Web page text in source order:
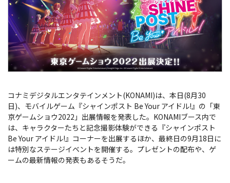
コナミデジタルエンタテインメント(KONAMI)は、本日(8月30
日)、モバイルゲーム『シャインポスト Be Your アイドル!』の「東
京ゲームショウ2022」出展情報を発表した。KONAMIブース内で
は、キャラクターたちと記念撮影体験ができる『シャインポスト
Be Your アイドル!』コーナーを出展するほか、最終日の9月18日に
は特別なステージイベントを開催する。プレゼントの配布や、ゲ
ームの最新情報の発表もあるそうだ。